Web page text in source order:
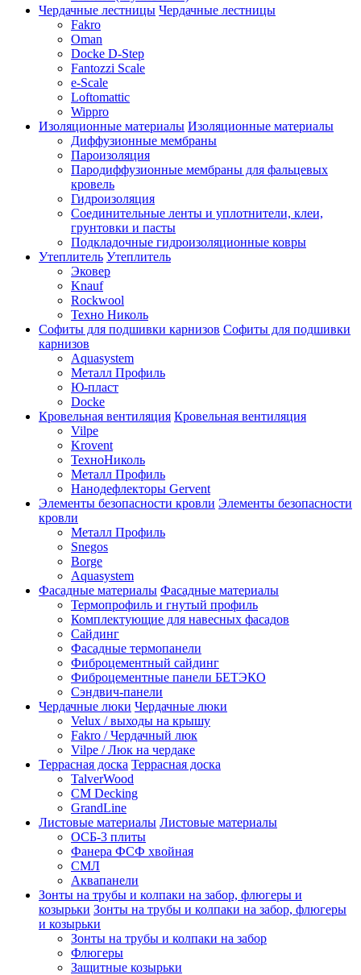
Чердачные лестницы Чердачные лестницы
Fakro
Oman
Docke D-Step
Fantozzi Scale
e-Scale
Loftomattic
Wippro
Изоляционные материалы Изоляционные материалы
Диффузионные мембраны
Пароизоляция
Пародиффузионные мембраны для фальцевых
кровель
Гидроизоляция
Соединительные ленты и уплотнители, клеи,
грунтовки и пасты
Подкладочные гидроизоляционные ковры
Утеплитель Утеплитель
Эковер
Knauf
Rockwool
Техно Николь
Софиты для подшивки карнизов Софиты для подшивки
карнизов
Aquasystem
Металл Профиль
Ю-пласт
Docke
Кровельная вентиляция Кровельная вентиляция
Vilpe
Krovent
ТехноНиколь
Металл Профиль
Нанодефлекторы Gervent
Элементы безопасности кровли Элементы безопасности
кровли
Металл Профиль
Snegos
Borge
Aquasystem
Фасадные материалы Фасадные материалы
Термопрофиль и гнутый профиль
Комплектующие для навесных фасадов
Сайдинг
Фасадные термопанели
Фиброцементный сайдинг
Фиброцементные панели БЕТЭКО
Сэндвич-панели
Чердачные люки Чердачные люки
Velux / выходы на крышу
Fakro / Чердачный люк
Vilpe / Люк на чердаке
Террасная доска Террасная доска
TalverWood
CM Decking
GrandLine
Листовые материалы Листовые материалы
ОСБ-3 плиты
Фанера ФСФ хвойная
СМЛ
Аквапанели
Зонты на трубы и колпаки на забор, флюгеры и
козырьки Зонты на трубы и колпаки на забор, флюгеры
и козырьки
Зонты на трубы и колпаки на забор
Флюгеры
Защитные козырьки